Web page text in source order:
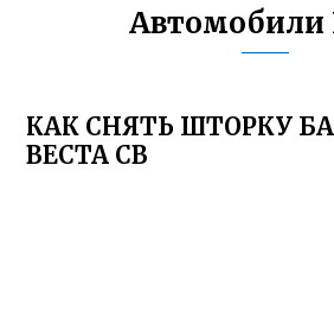
Автомобили
КАК СНЯТЬ ШТОРКУ
ВЕСТА СВ